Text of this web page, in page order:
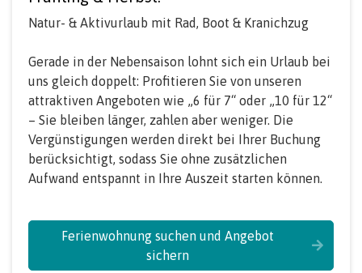
Natur- & Aktivurlaub mit Rad, Boot & Kranichzug
Gerade in der Nebensaison lohnt sich ein Urlaub bei
uns gleich doppelt: Profitieren Sie von unseren
attraktiven Angeboten wie „6 für 7“ oder „10 für 12“
– Sie bleiben länger, zahlen aber weniger. Die
Vergünstigungen werden direkt bei Ihrer Buchung
berücksichtigt, sodass Sie ohne zusätzlichen
Aufwand entspannt in Ihre Auszeit starten können.
Ferienwohnung suchen und Angebot
sichern